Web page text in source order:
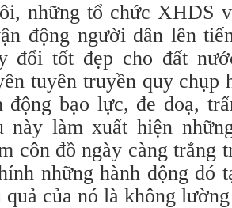
những tổ chức XHDS
động người dân lên
đổi tốt đẹp cho đất
tuyên truyền quy chụp
động bạo lực, đe doạ,
này làm xuất hiện
côn đồ ngày càng trắng
những hành động đó
quả của nó là không